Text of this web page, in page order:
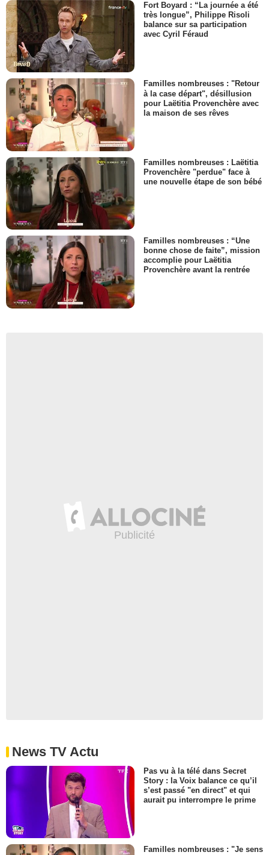
Fort Boyard : “La journée a été
très longue”, Philippe Risoli
balance sur sa participation
avec Cyril Féraud
Familles nombreuses : "Retour
à la case départ", désillusion
pour Laëtitia Provenchère avec
la maison de ses rêves
Familles nombreuses : Laëtitia
Provenchère "perdue" face à
une nouvelle étape de son bébé
Familles nombreuses : “Une
bonne chose de faite”, mission
accomplie pour Laëtitia
Provenchère avant la rentrée
News TV Actu
Pas vu à la télé dans Secret
Story : la Voix balance ce qu’il
s’est passé "en direct" et qui
aurait pu interrompre le prime
Familles nombreuses : "Je sens